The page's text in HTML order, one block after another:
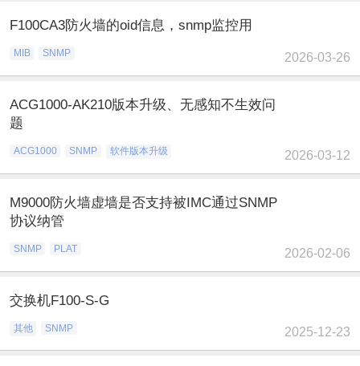
F100CA3防火墙的oid信息，snmp监控用
MIB SNMP 2026-03-26
ACG1000-AK210版本升级、无感知不生效问
题
ACG1000 SNMP 软件版本升级 2026-03-12
M9000防火墙虚墙是否支持被IMC通过SNMP
协议纳管
SNMP PLAT 2026-02-06
交换机F100-S-G
其他 SNMP 2025-12-23